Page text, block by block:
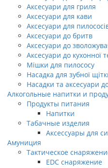
Аксесуари для гриля
Аксесуари для кави
Аксесуари для
Аксесуари до бритв
Аксесуари до
Аксесуари до кухонної
Мішки для пилососу
Насадка для зубної
Насадки та аксесуари
Алкогольные напитки и
Продукты питания
Напитки
Табачные изделия
Аксессуары для
Амуниция
Тактическое
EDC снаряжение